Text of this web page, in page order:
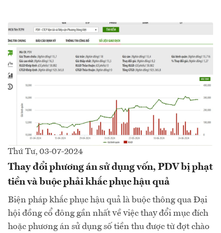
Thứ Tư, 03-07-2024
Thay đổi phương án sử dụng vốn, PDV bị phạt
tiền và buộc phải khắc phục hậu quả
Biện pháp khắc phục hậu quả là buộc thông qua Đại
hội đồng cổ đông gần nhất về việc thay đổi mục đích
hoặc phương án sử dụng số tiền thu được từ đợt chào